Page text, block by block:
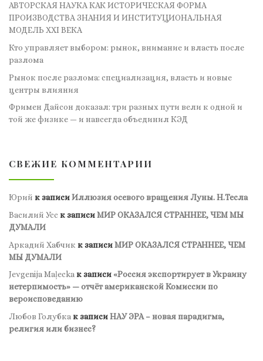
АВТОРСКАЯ НАУКА КАК ИСТОРИЧЕСКАЯ ФОРМА
ПРОИЗВОДСТВА ЗНАНИЯ И ИНСТИТУЦИОНАЛЬНАЯ
МОДЕЛЬ XXI ВЕКА
Кто управляет выбором: рынок, внимание и власть после
разлома
Рынок после разлома: специализация, власть и новые
центры влияния
Фримен Дайсон доказал: три разных пути вели к одной и
той же физике — и навсегда объединил КЭД
СВЕЖИЕ КОММЕНТАРИИ
Юрий к записиИллюзия осевого вращения Луны. Н.Тесла
Василий Усс к записиМИР ОКАЗАЛСЯ СТРАННЕЕ, ЧЕМ МЫ
ДУМАЛИ
Аркадий Хабчик к записиМИР ОКАЗАЛСЯ СТРАННЕЕ, ЧЕМ
МЫ ДУМАЛИ
Jevgenija Maļeckaк записи«Россия экспортирует в Украину
нетерпимость» — отчёт американской Комиссии по
вероисповеданию
Любов Голубка к записиНАУ ЭРА – новая парадигма,
религия или бизнес?